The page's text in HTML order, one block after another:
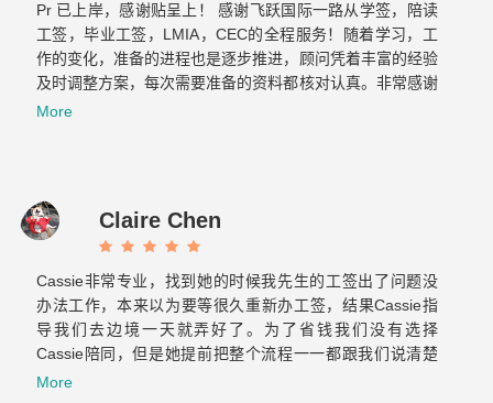
Pr 已上岸，感谢贴呈上！ 感谢飞跃国际一路从学签，陪读
工签，毕业工签，LMIA，CEC的全程服务！随着学习，工
作的变化，准备的进程也是逐步推进，顾问凭着丰富的经验
及时调整方案，每次需要准备的资料都核对认真。非常感谢
Cassie 和 Elaine…...
More
Claire Chen
Cassie非常专业，找到她的时候我先生的工签出了问题没
办法工作，本来以为要等很久重新办工签，结果Cassie指
导我们去边境一天就弄好了。为了省钱我们没有选择
Cassie陪同，但是她提前把整个流程一一都跟我们说清楚
了也标注了重点，当时我们两个才来加拿大半年的小白也很
More